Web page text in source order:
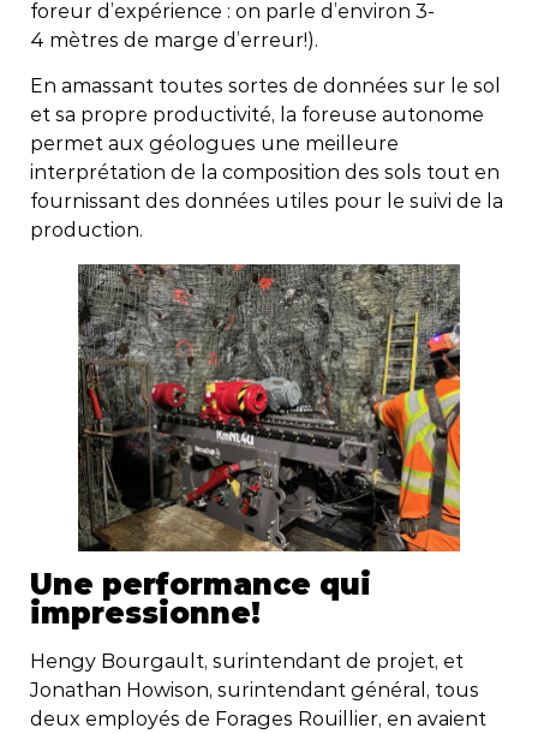
foreur d’expérience : on parle d’environ 3-
4 mètres de marge d’erreur!).
En amassant toutes sortes de données sur le sol
et sa propre productivité, la foreuse autonome
permet aux géologues une meilleure
interprétation de la composition des sols tout en
fournissant des données utiles pour le suivi de la
production.
Une performance qui
impressionne!
Hengy Bourgault, surintendant de projet, et
Jonathan Howison, surintendant général, tous
deux employés de Forages Rouillier, en avaient